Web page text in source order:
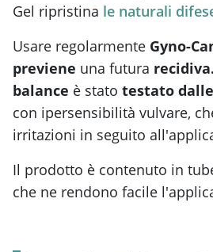
Gel ripristina le naturali
Usare regolarmente Gyno-
previene una futura
balance è stato testato
con ipersensibilità vulvare,
irritazioni in seguito
Il prodotto è contenuto in
che ne rendono facile